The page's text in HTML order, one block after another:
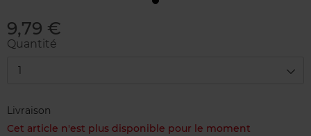
9,79 €
Quantité
1
Livraison
Cet article n'est plus disponible pour le moment